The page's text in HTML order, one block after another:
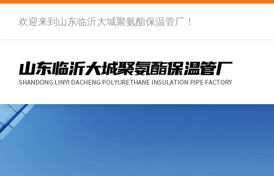
欢迎来到 山东临沂大城聚氨酯保温管厂 ！